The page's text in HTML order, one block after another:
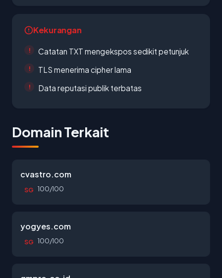
Kekurangan
Catatan TXT mengekspos sedikit petunjuk
TLS menerima cipher lama
Data reputasi publik terbatas
Domain Terkait
cvastro.com
SG 100/100
yogyes.com
SG 100/100